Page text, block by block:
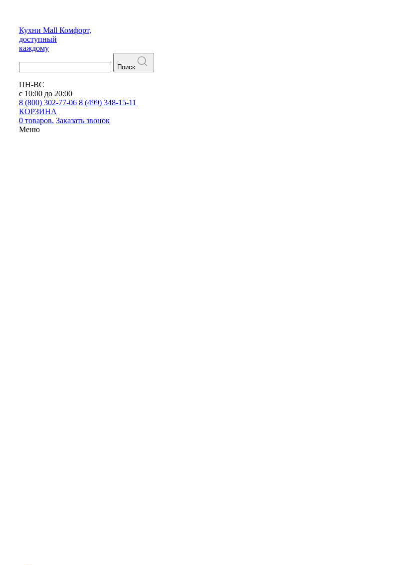
Кухни Mall Комфорт,
доступный
каждому
Поиск
ПН-ВС
с 10:00 до 20:00
8 (800) 302-77-06 8 (499) 348-15-11
КОРЗИНА
0 товаров. Заказать звонок
Меню